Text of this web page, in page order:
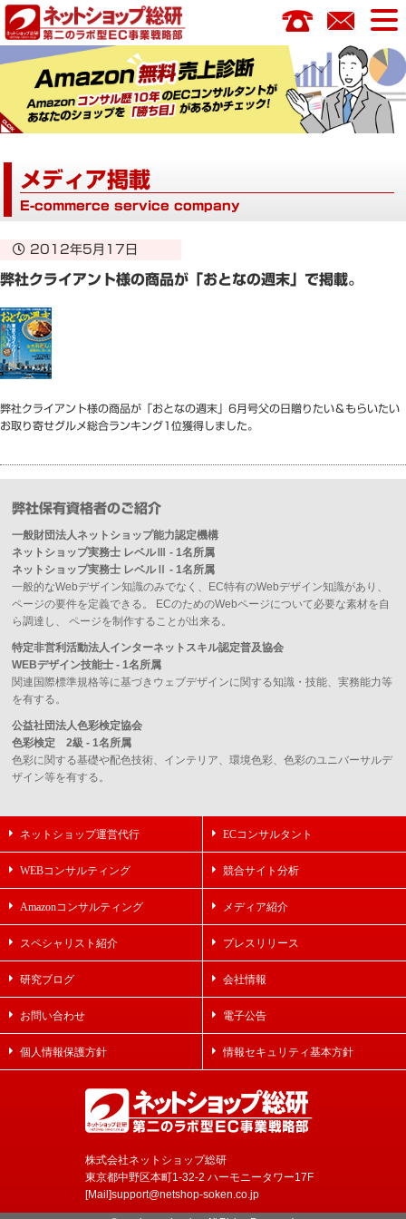
コ
ン
へ
キ
メディア掲載
E-commerce service company
2012年5月17日
弊社クライアント様の商品が「おとなの週末」で掲載。
弊社クライアント様の商品が「おとなの週末」6月号父の日贈りたい＆もらいたい
お取り寄せグルメ総合ランキング1位獲得しました。
弊社保有資格者のご紹介
一般財団法人ネットショップ能力認定機構
ネットショップ実務士 レベルⅢ - 1名所属
ネットショップ実務士 レベルⅡ - 1名所属
一般的なWebデザイン知識のみでなく、EC特有のWebデザイン知識があり、
ページの要件を定義できる。 ECのためのWebページについて必要な素材を自
ら調達し、 ページを制作することが出来る。
特定非営利活動法人インターネットスキル認定普及協会
WEBデザイン技能士 - 1名所属
関連国際標準規格等に基づきウェブデザインに関する知識・技能、実務能力等
を有する。
公益社団法人色彩検定協会
色彩検定 2級 - 1名所属
色彩に関する基礎や配色技術、インテリア、環境色彩、色彩のユニバーサルデ
ザイン等を有する。
ネットショップ運営代行 ECコンサルタント
WEBコンサルティング 競合サイト分析
Amazonコンサルティング メディア紹介
スペシャリスト紹介 プレスリリース
研究ブログ 会社情報
お問い合わせ 電子公告
個人情報保護方針 情報セキュリティ基本方針
株式会社ネットショップ総研
東京都中野区本町1-32-2 ハーモニータワー17F
[Mail]support@netshop-soken.co.jp